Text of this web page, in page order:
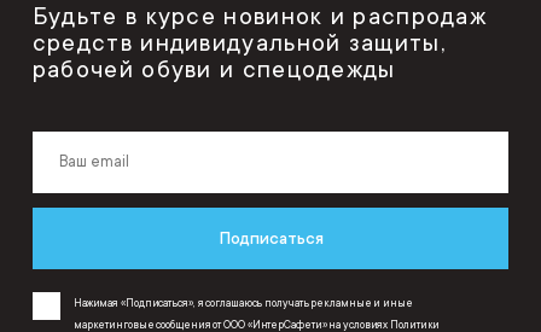
Будьте в курсе новинок и распродаж
средств индивидуальной защиты,
рабочей обуви и спецодежды
Подписаться
Нажимая «Подписаться», я соглашаюсь получать рекламные и иные
маркетинговые сообщения от ООО «ИнтерСафети» на условиях Политики